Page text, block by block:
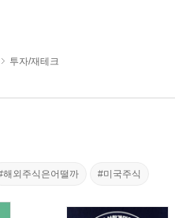
투자/재테크
해외주식은어떨까 #미국주식